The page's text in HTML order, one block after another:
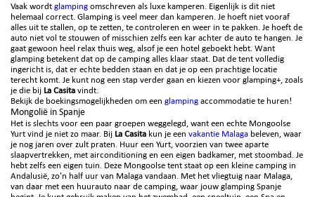
Vaak wordt glamping omschreven als luxe kamperen. Eigenlijk is dit niet
helemaal correct. Glamping is veel meer dan kamperen. Je hoeft niet vooraf
alles uit te stallen, op te zetten, te controleren en weer in te pakken. Je hoeft de
auto niet vol te stouwen of misschien zelfs een kar achter de auto te hangen. Je
gaat gewoon heel relax thuis weg, alsof je een hotel geboekt hebt. Want
glamping betekent dat op de camping alles klaar staat. Dat de tent volledig
ingericht is, dat er echte bedden staan en dat je op een prachtige locatie
terecht komt. Je kunt nog een stap verder gaan en kiezen voor glamping+, zoals
je die bij La Casita vindt.
Bekijk de boekingsmogelijkheden om een glamping accommodatie te huren!
Mongolië in Spanje
Het is slechts voor een paar groepen weggelegd, want een echte Mongoolse
Yurt vind je niet zo maar. Bij La Casita kun je een vakantie Malaga beleven, waar
je nog jaren over zult praten. Huur een Yurt, voorzien van twee aparte
slaapvertrekken, met airconditioning en een eigen badkamer, met stoombad. Je
hebt zelfs een eigen tuin. Deze Mongoolse tent staat op een kleine camping in
Andalusië, zo'n half uur van Malaga vandaan. Met het vliegtuig naar Malaga,
van daar met een huurauto naar de camping, waar jouw glamping Spanje